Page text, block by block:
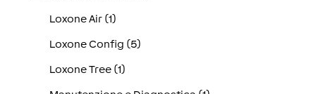
Loxone Air (1)
Loxone Config (5)
Loxone Tree (1)